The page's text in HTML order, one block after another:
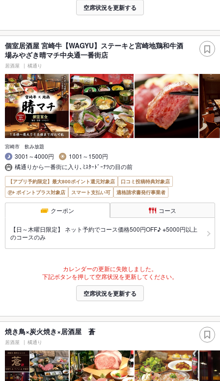
空席状況を更新する
個室居酒屋 宮崎牛【WAGYU】ステーキと宮崎地鶏和牛酒
場みやざき晴マチ中央通一番街店
居酒屋 橘通り
宮崎市 飲み放題
3001～4000円
1001～1500円
橘通りから一番街に入り､ﾐｽﾀｰﾄﾞｰﾅﾂの目の前
【アプリ予約限定】最大800ポイント還元対象店
口コミ投稿特典対象店
ポイントプラス対象店
スマート支払い可 適格請求書発行事業者
クーポン コース
【日～木曜日限定】 ネット予約でコース価格500円OFF♪ ※5000円以上
のコースのみ
カレンダーの更新に失敗しました。
下記ボタンを押して空席状況を更新してください。
空席状況を更新する
焼き鳥×炭火焼き×居酒屋 蒼
居酒屋 橘通り